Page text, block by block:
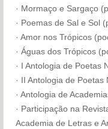
· Mormaço e Sargaço
· Poemas de Sal e Sol
· Amor nos Trópicos
· Águas dos Trópicos
· I Antologia de Poetas
· II Antologia de
· Antologia de
· Participação na
Academia de Letras e